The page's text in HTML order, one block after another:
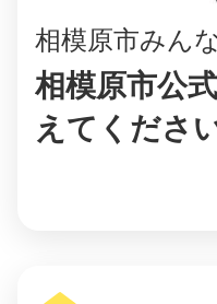
相模原市みん
相模原市公
えてくださ